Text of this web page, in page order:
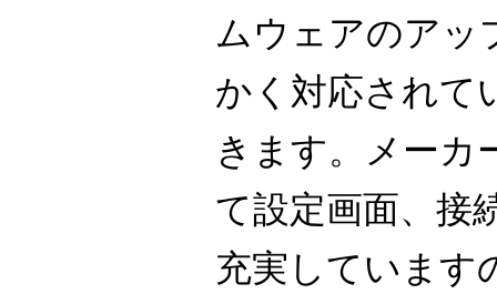
ムウェアのアッ
かく対応されて
きます。メーカ
て設定画面、接
充実しています